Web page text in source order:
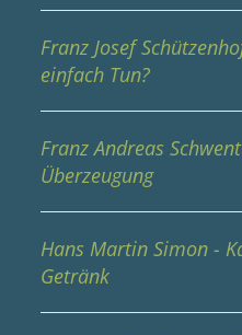
Franz Josef
einfach Tun?
Franz Andreas
Überzeugung
Hans Martin Simon -
Getränk